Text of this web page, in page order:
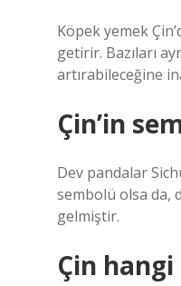
Köpek yemek
getirir. Bazıları
artırabileceğine
Çin’in
Dev pandalar
sembolü olsa da,
gelmiştir.
Çin